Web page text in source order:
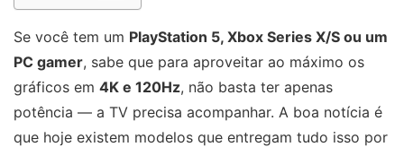
Se você tem um PlayStation 5, Xbox Series X/S ou um
PC gamer, sabe que para aproveitar ao máximo os
gráficos em 4K e 120Hz, não basta ter apenas
potência — a TV precisa acompanhar. A boa notícia é
que hoje existem modelos que entregam tudo isso por